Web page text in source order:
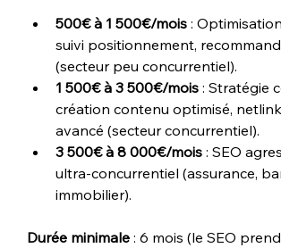
500€ à 1 500€/mois :
suivi positionnement,
(secteur peu concurrentiel).
1 500€ à 3 500€/mois : Stratégie
création contenu optimisé,
avancé (secteur concurrentiel).
3 500€ à 8 000€/mois : SEO
ultra-concurrentiel (assurance,
immobilier).
Durée minimale : 6 mois (le SEO